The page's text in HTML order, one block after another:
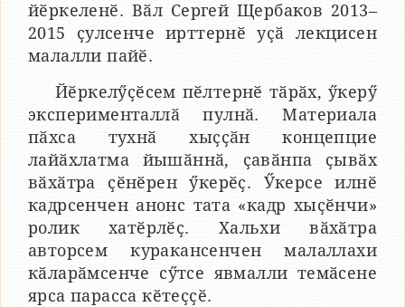
йӗркеленӗ. Вӑл Сергей Щербаков 2013–
2015 ҫулсенче ирттернӗ уҫӑ лекцисен
малалли пайӗ.
Йӗркелӳҫӗсем пӗлтернӗ тӑрӑх, ӳкерӳ
эксперименталлӑ пулнӑ. Материала
пӑхса тухнӑ хыҫҫӑн концепцие
лайӑхлатма йышӑннӑ, ҫавӑнпа ҫывӑх
вӑхӑтра ҫӗнӗрен ӳкерӗҫ. Ӳкерсе илнӗ
кадрсенчен анонс тата «кадр хыҫӗнчи»
ролик хатӗрлӗҫ. Хальхи вӑхӑтра
авторсем куракансенчен малаллахи
кӑларӑмсенче сӳтсе явмалли темӑсене
ярса парасса кӗтеҫҫӗ.